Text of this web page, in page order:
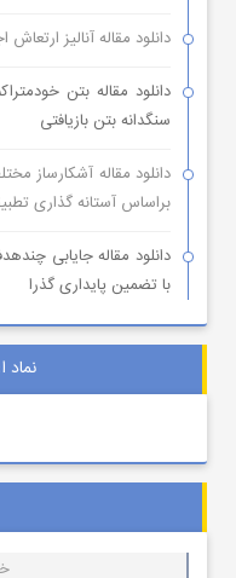
دانلود مقاله آنالیز
دانلود مقاله بتن
سنگدانه بتن بازیافتی
براساس آستانه گذاری
با تضمین پایداری گذرا
نماد